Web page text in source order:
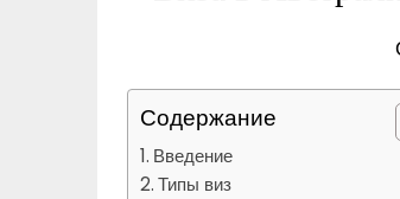
Содержание
Введение
Типы виз